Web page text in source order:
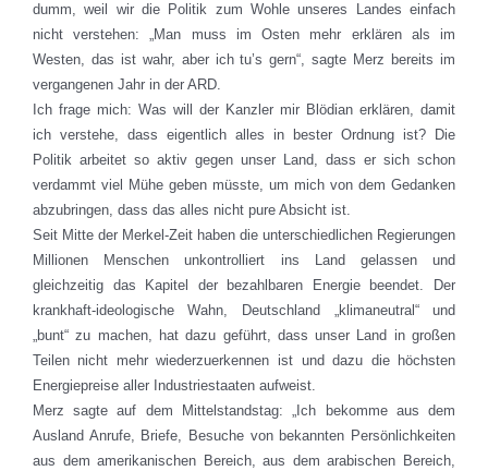
dumm, weil wir die Politik zum Wohle unseres Landes einfach
nicht verstehen: „Man muss im Osten mehr erklären als im
Westen, das ist wahr, aber ich tu’s gern“, sagte Merz bereits im
vergangenen Jahr in der ARD.
Ich frage mich: Was will der Kanzler mir Blödian erklären, damit
ich verstehe, dass eigentlich alles in bester Ordnung ist? Die
Politik arbeitet so aktiv gegen unser Land, dass er sich schon
verdammt viel Mühe geben müsste, um mich von dem Gedanken
abzubringen, dass das alles nicht pure Absicht ist.
Seit Mitte der Merkel-Zeit haben die unterschiedlichen Regierungen
Millionen Menschen unkontrolliert ins Land gelassen und
gleichzeitig das Kapitel der bezahlbaren Energie beendet. Der
krankhaft-ideologische Wahn, Deutschland „klimaneutral“ und
„bunt“ zu machen, hat dazu geführt, dass unser Land in großen
Teilen nicht mehr wiederzuerkennen ist und dazu die höchsten
Energiepreise aller Industriestaaten aufweist.
Merz sagte auf dem Mittelstandstag: „Ich bekomme aus dem
Ausland Anrufe, Briefe, Besuche von bekannten Persönlichkeiten
aus dem amerikanischen Bereich, aus dem arabischen Bereich,